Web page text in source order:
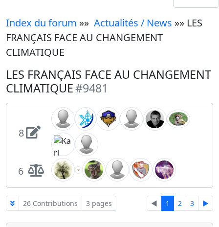
Index du forum »» Actualités / News »» LES
FRANÇAIS FACE AU CHANGEMENT
CLIMATIQUE
LES FRANÇAIS FACE AU CHANGEMENT
CLIMATIQUE#9481
8
6
26 Contributions 3 pages ◄ 1 2 3 ►